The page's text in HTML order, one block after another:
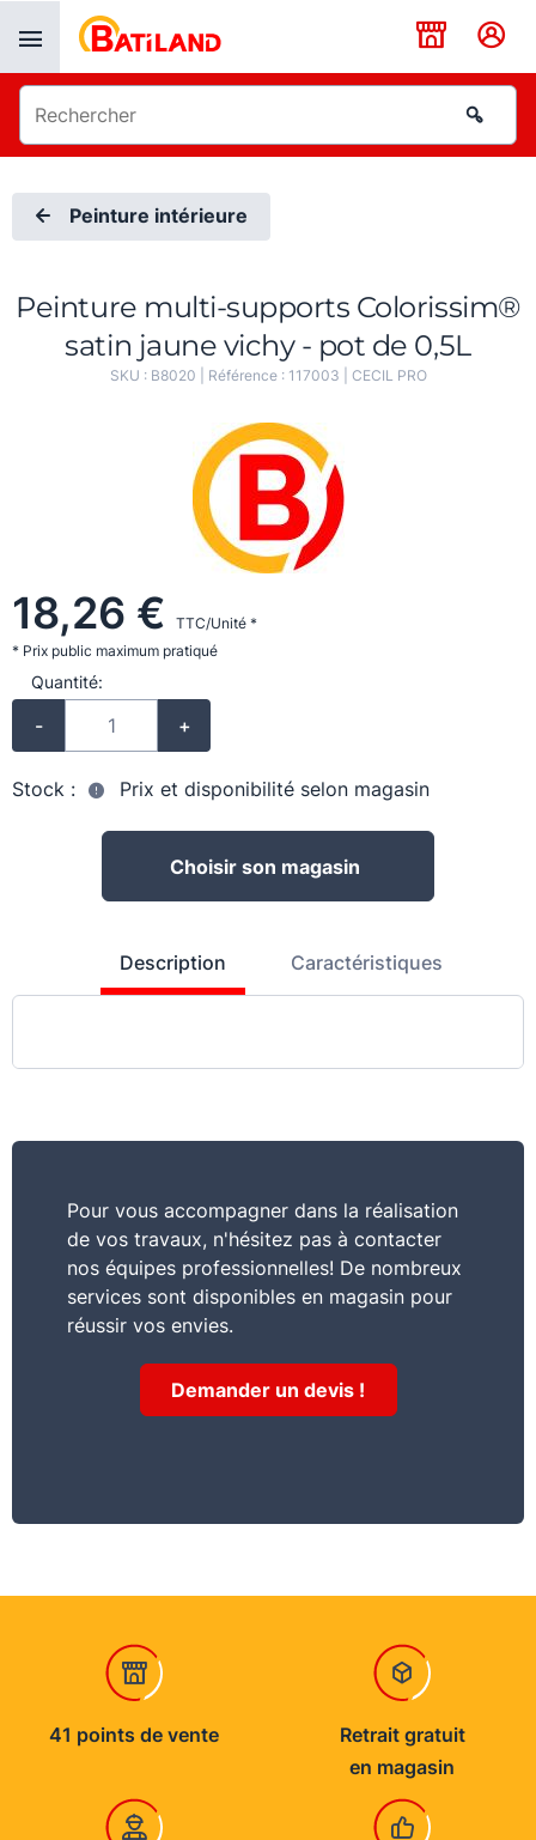
Peinture intérieure
Peinture multi-supports Colorissim®
satin jaune vichy - pot de 0,5L
SKU : B8020 | Référence : 117003 CECIL PRO
18,26 €
TTC/Unité *
* Prix public maximum pratiqué
Quantité:
- +
Stock : Prix et disponibilité selon magasin
Choisir son magasin
Description Caractéristiques
Pour vous accompagner dans la réalisation
de vos travaux, n'hésitez pas à contacter
nos équipes professionnelles! De nombreux
services sont disponibles en magasin pour
réussir vos envies.
Demander un devis !
41 points de vente
Retrait gratuit
en magasin
Panneau de gestion des cookies